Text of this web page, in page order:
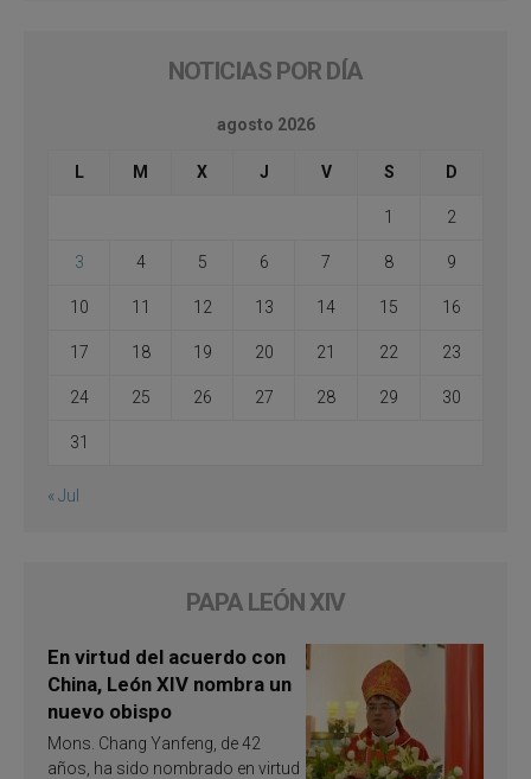
NOTICIAS POR DÍA
agosto 2026
L M X J V S D
1 2
3 4 5 6 7 8 9
10 11 12 13 14 15 16
17 18 19 20 21 22 23
24 25 26 27 28 29 30
31
« Jul
PAPA LEÓN XIV
En virtud del acuerdo con
China, León XIV nombra un
nuevo obispo
Mons. Chang Yanfeng, de 42
años, ha sido nombrado en virtud